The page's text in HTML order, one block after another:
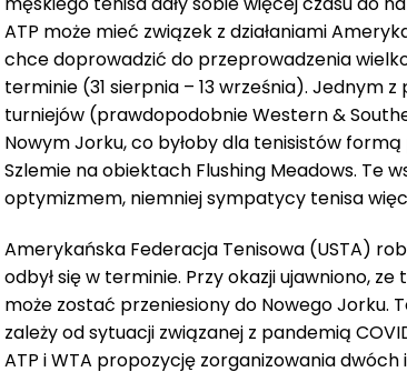
ATP może mieć związek z działaniami
chce doprowadzić do przeprowadzenia
terminie (31 sierpnia – 13 września). Jednym
turniejów (prawdopodobnie Western &
Nowym Jorku, co byłoby dla tenisistów
Szlemie na obiektach Flushing Meadows. Te
optymizmem, niemniej sympatycy tenisa
Amerykańska Federacja Tenisowa (USTA)
odbył się w terminie. Przy okazji ujawniono,
może zostać przeniesiony do Nowego Jorku.
zależy od sytuacji związanej z pandemią
ATP i WTA propozycję zorganizowania